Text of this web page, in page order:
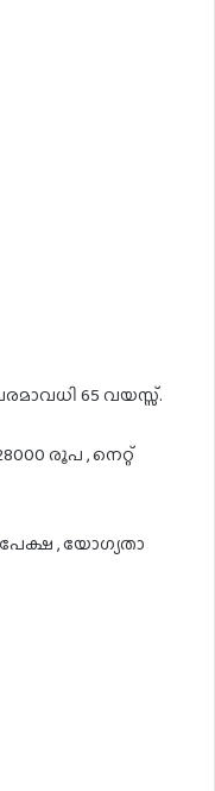
65 വയസ്സ്.
രൂപ , നെറ്റ്
, യോഗ്യതാ